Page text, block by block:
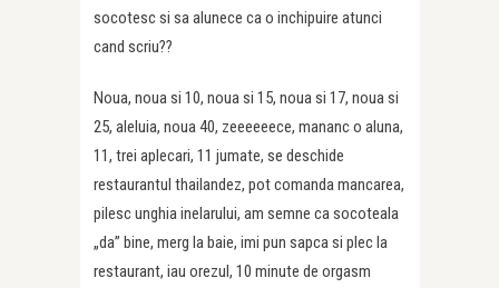
socotesc si sa alunece ca o inchipuire atunci
cand scriu??
Noua, noua si 10, noua si 15, noua si 17, noua si
25, aleluia, noua 40, zeeeeeece, mananc o aluna,
11, trei aplecari, 11 jumate, se deschide
restaurantul thailandez, pot comanda mancarea,
pilesc unghia inelarului, am semne ca socoteala
„da” bine, merg la baie, imi pun sapca si plec la
restaurant, iau orezul, 10 minute de orgasm